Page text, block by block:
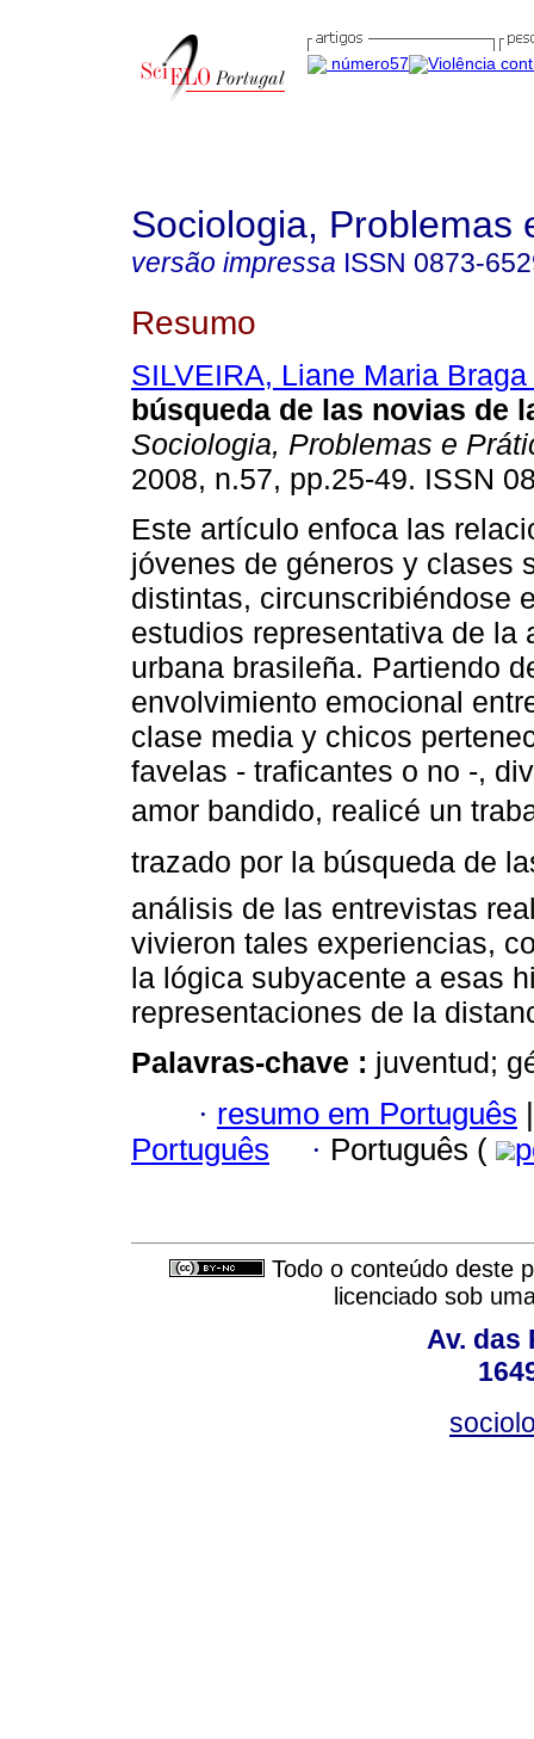
Sociologia, Problemas
versão impressa ISSN 0873-
Resumo
SILVEIRA, Liane Maria Braga
búsqueda de las novias de
Sociologia, Problemas e
2008, n.57, pp.25-49. ISSN
Este artículo enfoca las
jóvenes de géneros y clases
distintas, circunscribiéndose
estudios representativa de la
urbana brasileña. Partiendo
envolvimiento emocional
clase media y chicos
favelas - traficantes o no -,
amor bandido, realicé un
trazado por la búsqueda de
análisis de las entrevistas
vivieron tales experiencias,
la lógica subyacente a esas
representaciones de la
Palavras-chave : juventud;
· resumo em Português |
Português
· Português (
Todo o conteúdo deste
licenciado sob
Av. das